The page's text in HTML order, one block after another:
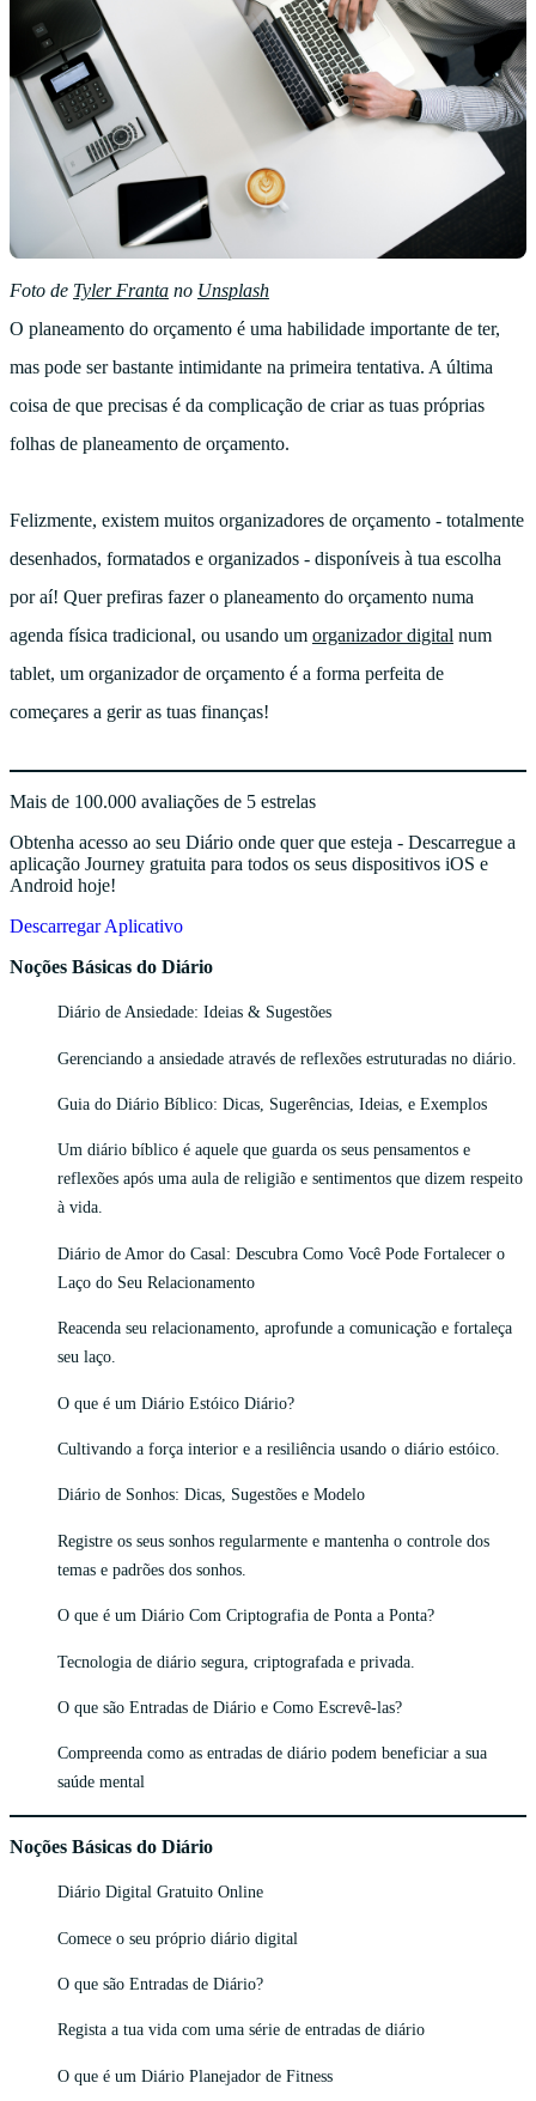
Foto de Tyler Franta no Unsplash
O planeamento do orçamento é uma habilidade importante de ter,
mas pode ser bastante intimidante na primeira tentativa. A última
coisa de que precisas é da complicação de criar as tuas próprias
folhas de planeamento de orçamento.
Felizmente, existem muitos organizadores de orçamento - totalmente
desenhados, formatados e organizados - disponíveis à tua escolha
por aí! Quer prefiras fazer o planeamento do orçamento numa
agenda física tradicional, ou usando um organizador digital num
tablet, um organizador de orçamento é a forma perfeita de
começares a gerir as tuas finanças!
Mais de 100.000 avaliações de 5 estrelas
Obtenha acesso ao seu Diário onde quer que esteja - Descarregue a
aplicação Journey gratuita para todos os seus dispositivos iOS e
Android hoje!
Descarregar Aplicativo
Noções Básicas do Diário
Diário de Ansiedade: Ideias & Sugestões
Gerenciando a ansiedade através de reflexões estruturadas no diário.
Guia do Diário Bíblico: Dicas, Sugerências, Ideias, e Exemplos
Um diário bíblico é aquele que guarda os seus pensamentos e
reflexões após uma aula de religião e sentimentos que dizem respeito
à vida.
Diário de Amor do Casal: Descubra Como Você Pode Fortalecer o
Laço do Seu Relacionamento
Reacenda seu relacionamento, aprofunde a comunicação e fortaleça
seu laço.
O que é um Diário Estóico Diário?
Cultivando a força interior e a resiliência usando o diário estóico.
Diário de Sonhos: Dicas, Sugestões e Modelo
Registre os seus sonhos regularmente e mantenha o controle dos
temas e padrões dos sonhos.
O que é um Diário Com Criptografia de Ponta a Ponta?
Tecnologia de diário segura, criptografada e privada.
O que são Entradas de Diário e Como Escrevê-las?
Compreenda como as entradas de diário podem beneficiar a sua
saúde mental
Noções Básicas do Diário
Diário Digital Gratuito Online
Comece o seu próprio diário digital
O que são Entradas de Diário?
Regista a tua vida com uma série de entradas de diário
O que é um Diário Planejador de Fitness